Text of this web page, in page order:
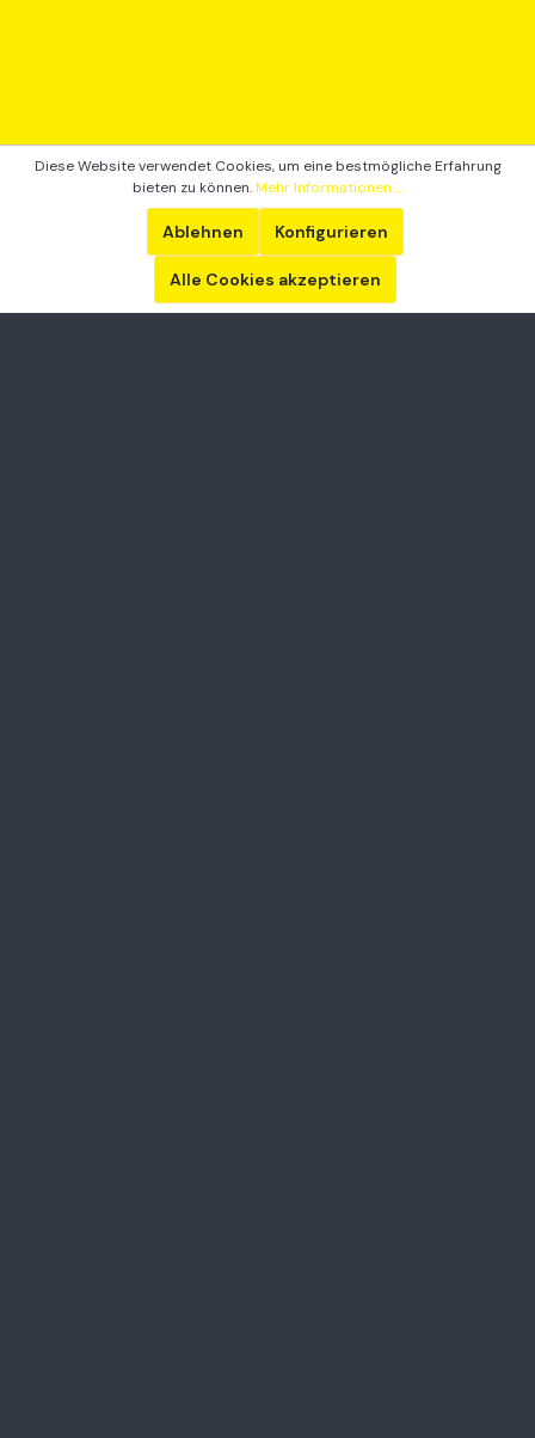
Diese Website verwendet Cookies, um eine bestmögliche Erfahrung
bieten zu können.Mehr Informationen ...
Ablehnen Konfigurieren
Alle Cookies akzeptieren